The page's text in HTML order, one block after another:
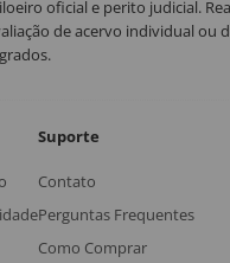
oficial e perito judicial.
de acervo individual ou
Suporte
Contato
Perguntas Frequentes
Como Comprar